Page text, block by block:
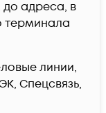
адреса, в
терминала
линии,
Спецсвязь,